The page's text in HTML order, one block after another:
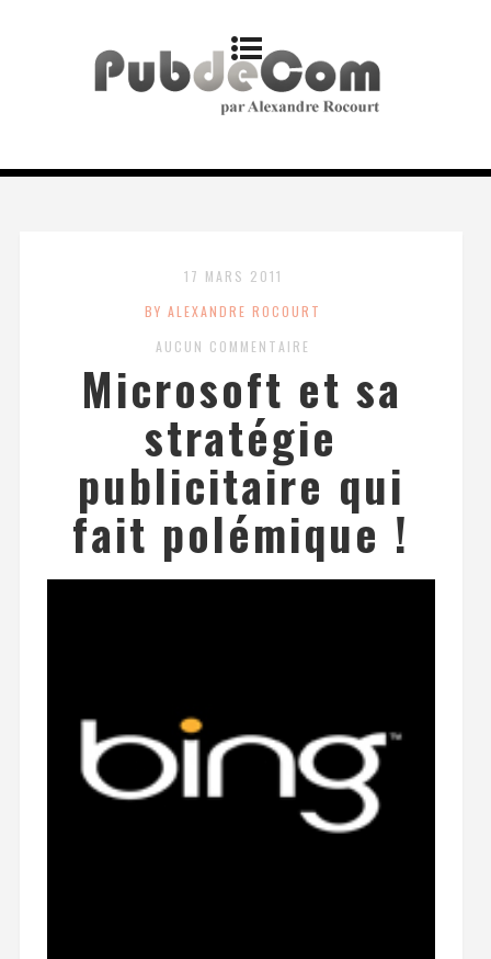
17 MARS 2011
BY ALEXANDRE ROCOURT
AUCUN COMMENTAIRE
Microsoft et sa
stratégie
publicitaire qui
fait polémique !